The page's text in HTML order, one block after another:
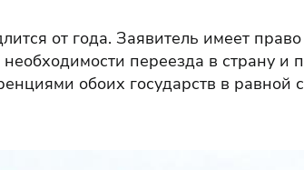
от года. Заявитель имеет
переезда в страну и
обоих государств в равной